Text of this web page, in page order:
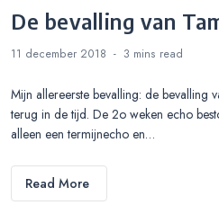
De bevalling van
11 december 2018 3 mins read
Mijn allereerste bevalling: de bevalling
terug in de tijd. De 2o weken echo
alleen een termijnecho en…
Read More